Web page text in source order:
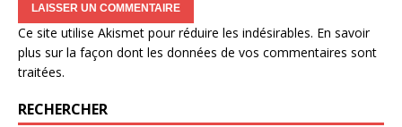
Ce site utilise Akismet pour réduire les indésirables. En savoir
plus sur la façon dont les données de vos commentaires sont
traitées.
RECHERCHER